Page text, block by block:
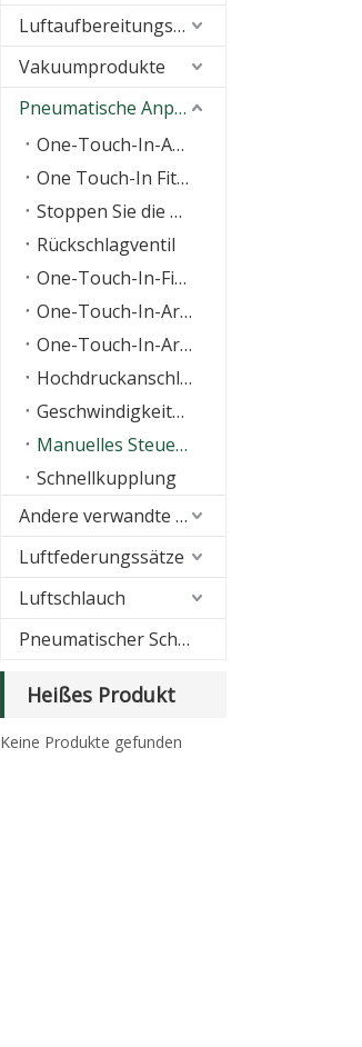
Luftaufbereitungseinheiten (FRL)
Vakuumprodukte
Pneumatische Anpassung
One-Touch-In-Anpassung
One Touch-In Fitting mit O-Ring
Stoppen Sie die Anpassung
Rückschlagventil
One-Touch-In-Fitting der KQ-Serie
One-Touch-In-Armatur aus Messing
One-Touch-In-Armatur aus Edelstahl
Hochdruckanschlüsse
Geschwindigkeitsregelventil
Manuelles Steuerventil
Schnellkupplung
Andere verwandte Produkte
Luftfederungssätze
Luftschlauch
Pneumatischer Schalldämpfer
Heißes Produkt
Keine Produkte gefunden